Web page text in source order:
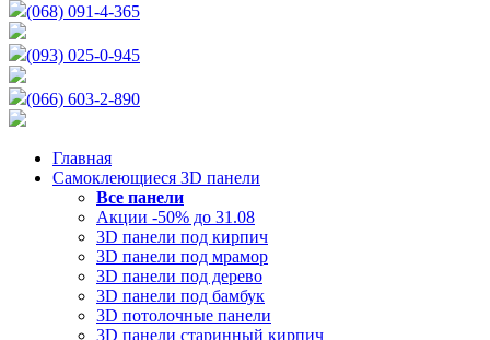
(068) 091-4-365
(093) 025-0-945
(066) 603-2-890
Главная
Самоклеющиеся 3D панели
Все панели
Акции -50% до 31.08
3D панели под кирпич
3D панели под мрамор
3D панели под дерево
3D панели под бамбук
3D потолочные панели
3D панели старинный кирпич